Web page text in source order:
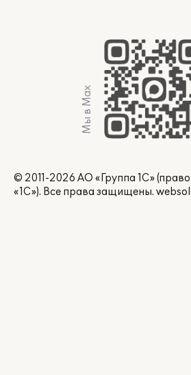
Мы в Max
© 2011-2026 АО «Группа 1С»
«1С»). Все права защищены.